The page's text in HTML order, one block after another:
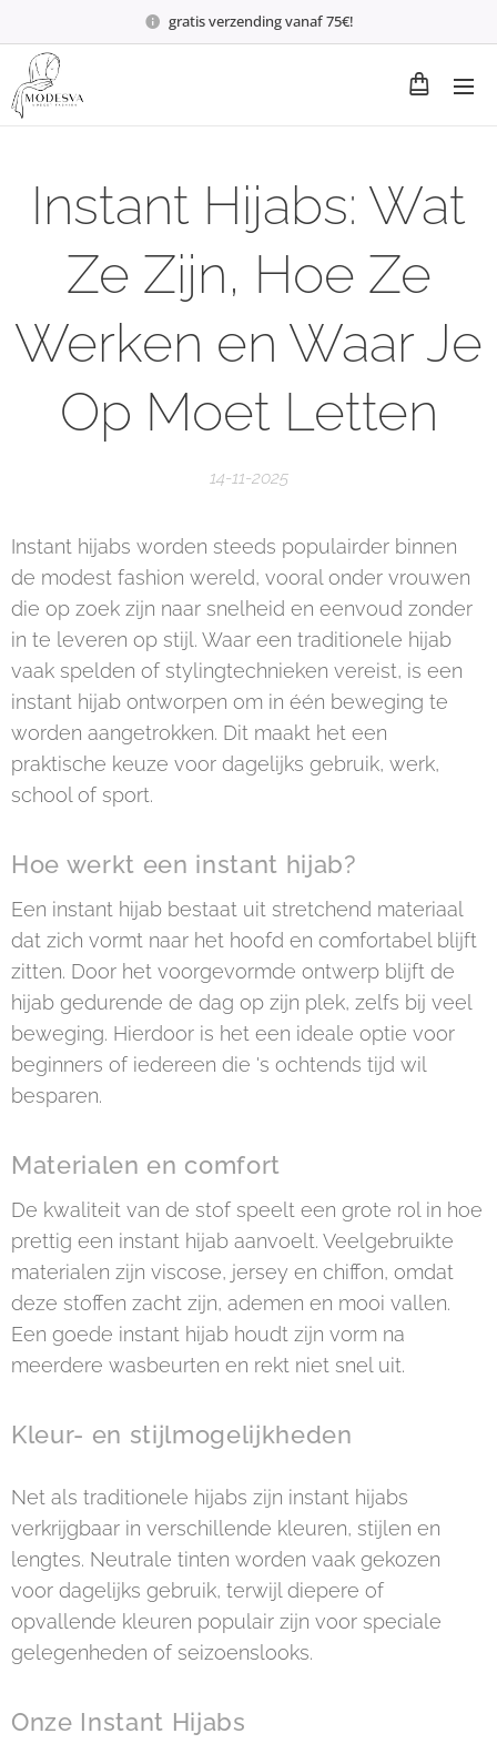
gratis verzending vanaf 75€!
Instant Hijabs: Wat
Ze Zijn, Hoe Ze
Werken en Waar Je
Op Moet Letten
14-11-2025
Instant hijabs worden steeds populairder binnen
de modest fashion wereld, vooral onder vrouwen
die op zoek zijn naar snelheid en eenvoud zonder
in te leveren op stijl. Waar een traditionele hijab
vaak spelden of stylingtechnieken vereist, is een
instant hijab ontworpen om in één beweging te
worden aangetrokken. Dit maakt het een
praktische keuze voor dagelijks gebruik, werk,
school of sport.
Hoe werkt een instant hijab?
Een instant hijab bestaat uit stretchend materiaal
dat zich vormt naar het hoofd en comfortabel blijft
zitten. Door het voorgevormde ontwerp blijft de
hijab gedurende de dag op zijn plek, zelfs bij veel
beweging. Hierdoor is het een ideale optie voor
beginners of iedereen die 's ochtends tijd wil
besparen.
Materialen en comfort
De kwaliteit van de stof speelt een grote rol in hoe
prettig een instant hijab aanvoelt. Veelgebruikte
materialen zijn viscose, jersey en chiffon, omdat
deze stoffen zacht zijn, ademen en mooi vallen.
Een goede instant hijab houdt zijn vorm na
meerdere wasbeurten en rekt niet snel uit.
Kleur- en stijlmogelijkheden
Net als traditionele hijabs zijn instant hijabs
verkrijgbaar in verschillende kleuren, stijlen en
lengtes. Neutrale tinten worden vaak gekozen
voor dagelijks gebruik, terwijl diepere of
opvallende kleuren populair zijn voor speciale
gelegenheden of seizoenslooks.
Onze Instant Hijabs